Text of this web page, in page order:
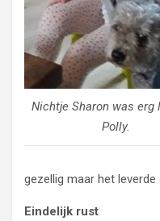
Nichtje Sharon was erg
Polly.
gezellig maar het
Eindelijk rust